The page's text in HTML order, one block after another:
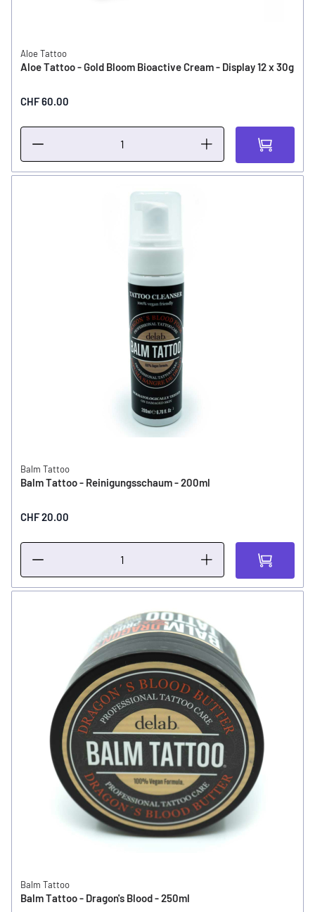
Aloe Tattoo
Aloe Tattoo - Gold Bloom Bioactive Cream - Display 12 x 30g
CHF 60.00
Balm Tattoo
Balm Tattoo - Reinigungsschaum - 200ml
CHF 20.00
Balm Tattoo
Balm Tattoo - Dragon's Blood - 250ml